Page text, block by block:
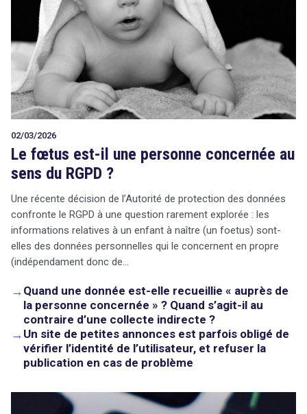
02/03/2026
Le fœtus est-il une personne concernée au
sens du RGPD ?
Une récente décision de l’Autorité de protection des données
confronte le RGPD à une question rarement explorée : les
informations relatives à un enfant à naître (un foetus) sont-
elles des données personnelles qui le concernent en propre
(indépendament donc de…
→ Quand une donnée est-elle recueillie « auprès de
la personne concernée » ? Quand s’agit-il au
contraire d’une collecte indirecte ?
→ Un site de petites annonces est parfois obligé de
vérifier l’identité de l’utilisateur, et refuser la
publication en cas de problème